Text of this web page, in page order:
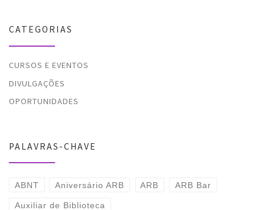
CATEGORIAS
CURSOS E EVENTOS
DIVULGAÇÕES
OPORTUNIDADES
PALAVRAS-CHAVE
ABNT Aniversário ARB ARB ARB Bar
Auxiliar de Biblioteca